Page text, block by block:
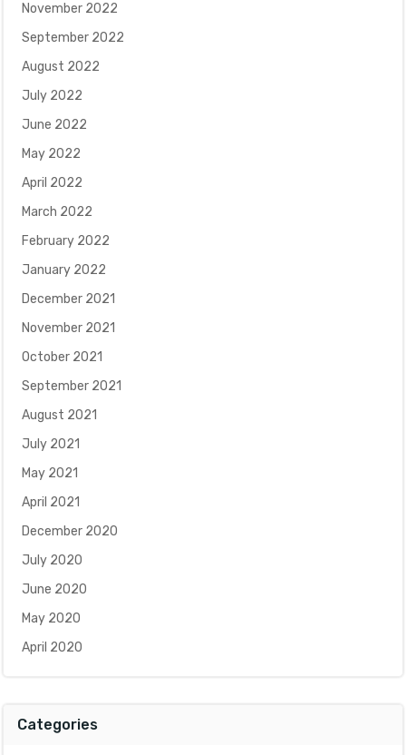
November 2022
September 2022
August 2022
July 2022
June 2022
May 2022
April 2022
March 2022
February 2022
January 2022
December 2021
November 2021
October 2021
September 2021
August 2021
July 2021
May 2021
April 2021
December 2020
July 2020
June 2020
May 2020
April 2020
Categories